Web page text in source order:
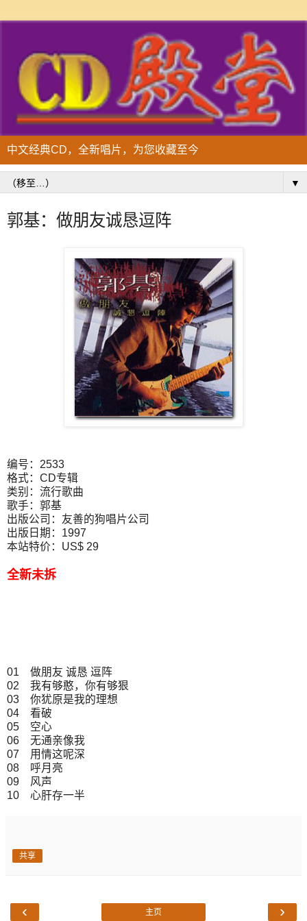
中文经典CD，全新唱片，为您收藏至今
▼
郭基：做朋友诚恳逗阵
编号：2533
格式：CD专辑
类别：流行歌曲
歌手：郭基
出版公司：友善的狗唱片公司
出版日期：1997
本站特价：US$ 29
全新未拆
01 做朋友 诚恳 逗阵
02 我有够憨，你有够狠
03 你犹原是我的理想
04 看破
05 空心
06 无通亲像我
07 用情这呢深
08 呼月亮
09 风声
10 心肝存一半
共享
‹ ›
主页